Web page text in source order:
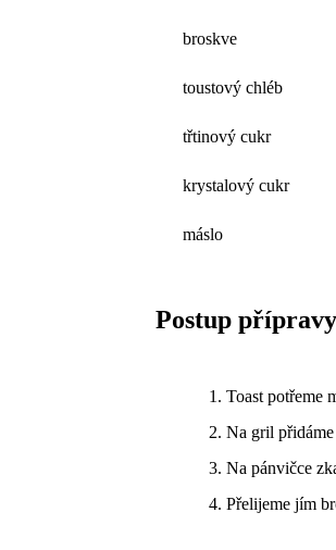
broskve
toustový chléb
třtinový cukr
krystalový cukr
máslo
Postup přípravy
Toast potřeme
Na gril
Na pánvičce
Přelijeme jím